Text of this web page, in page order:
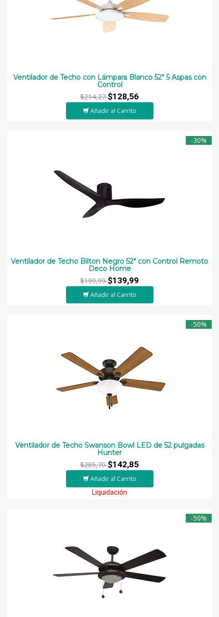
Ventilador de Techo con Lámpara Blanco 52" 5 Aspas con
Control
$214,27$128,56
Añadir al Carrito
-30%
Ventilador de Techo Bilton Negro 52" con Control Remoto
Deco Home
$199,99$139,99
Añadir al Carrito
-50%
Ventilador de Techo Swanson Bowl LED de 52 pulgadas
Hunter
$285,70$142,85
Añadir al Carrito
Liquidación
-50%